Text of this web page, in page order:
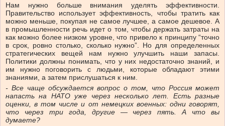
Нам нужно больше внимания уделять эффективности.
Правительство использует эффективность, чтобы тратить как
можно меньше, покупая не самое лучшее, а самое дешевое. А
в промышленности речь идет о том, чтобы держать затраты на
как можно более низком уровне, что привело к принципу “точно
в срок, ровно столько, сколько нужно”. Но для определенных
стратегических вещей нам нужно улучшить наши запасы.
Политики должны понимать, что у них недостаточно знаний, и
им нужно поговорить с людьми, которые обладают этими
знаниями, а затем прислушаться к ним.
- Все чаще обсуждается вопрос о том, что Россия может
напасть на НАТО уже через несколько лет. Есть разные
оценки, в том числе и от немецких военных: одни говорят,
что через три года, другие — через пять. А что вы
думаете?